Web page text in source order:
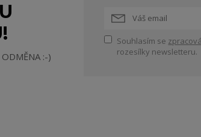
:-)
Souhlasím se
rozesílky newsletteru.